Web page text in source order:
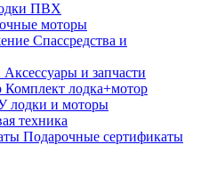
ПВХ
моторы
Спассредства и
Аксессуары и запчасти
Комплект лодка+мотор
лодки и моторы
техника
Подарочные сертификаты